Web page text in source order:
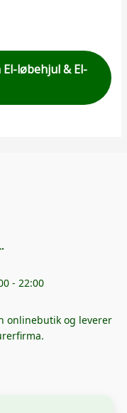
løbehjul & El-
- 22:00
onlinebutik og leverer